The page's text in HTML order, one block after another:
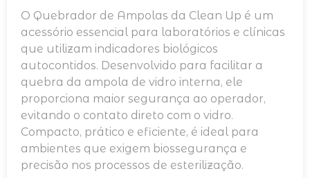
O Quebrador de Ampolas da Clean Up é um
acessório essencial para laboratórios e clínicas
que utilizam indicadores biológicos
autocontidos. Desenvolvido para facilitar a
quebra da ampola de vidro interna, ele
proporciona maior segurança ao operador,
evitando o contato direto com o vidro.
Compacto, prático e eficiente, é ideal para
ambientes que exigem biossegurança e
precisão nos processos de esterilização.